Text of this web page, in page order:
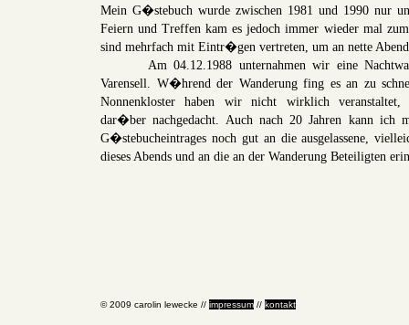
Mein G�stebuch wurde zwischen 1981 und 1990
Feiern und Treffen kam es jedoch immer wieder mal
sind mehrfach mit Eintr�gen vertreten, um an nette
Am 04.12.1988 unternahmen wir eine
Varensell. W�hrend der Wanderung fing es an zu
Nonnenkloster haben wir nicht wirklich veranstaltet,
dar�ber nachgedacht. Auch nach 20 Jahren kann ich
G�stebucheintrages noch gut an die ausgelassene,
dieses Abends und an die an der Wanderung Beteiligten
© 2009 carolin lewecke // impressum // kontakt